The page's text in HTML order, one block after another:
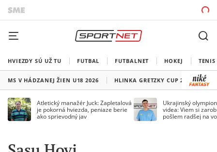
HVIEZDY SÚ UŽ TU FUTBAL FUTBALNET HOKEJ TENIS
MS V HÁDZANEJ ŽIEN U18 2026 HLINKA GRETZKY CUP 2026
Atletický manažér Juck: Zapletalová
je pokorná hviezda, peniaze berie
ako sprievodný jav
Ukrajinský
videa: Viem si
pošlem radšej na